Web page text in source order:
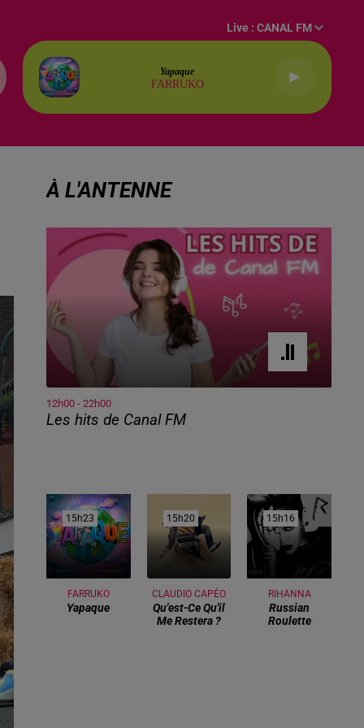
Live :CANAL FM
Yapaque
FARRUKO
À L'ANTENNE
12h00 - 22h00
Les hits de Canal FM
15h23
15h23
FARRUKO
Yapaque
15h20
15h20
CLAUDIO CAPÉO
Qu'est-Ce Qu'il
Me Restera ?
15h16
15h16
RIHANNA
Russian
Roulette